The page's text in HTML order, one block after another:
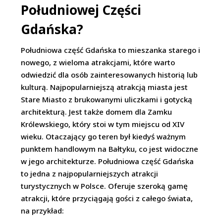
Południowej Części
Gdańska?
Południowa część Gdańska to mieszanka starego i
nowego, z wieloma atrakcjami, które warto
odwiedzić dla osób zainteresowanych historią lub
kulturą. Najpopularniejszą atrakcją miasta jest
Stare Miasto z brukowanymi uliczkami i gotycką
architekturą. Jest także domem dla Zamku
Królewskiego, który stoi w tym miejscu od XIV
wieku. Otaczający go teren był kiedyś ważnym
punktem handlowym na Bałtyku, co jest widoczne
w jego architekturze. Południowa część Gdańska
to jedna z najpopularniejszych atrakcji
turystycznych w Polsce. Oferuje szeroką gamę
atrakcji, które przyciągają gości z całego świata,
na przykład: